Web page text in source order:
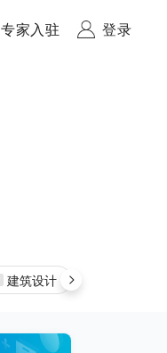
专家入驻 登录
建筑设计